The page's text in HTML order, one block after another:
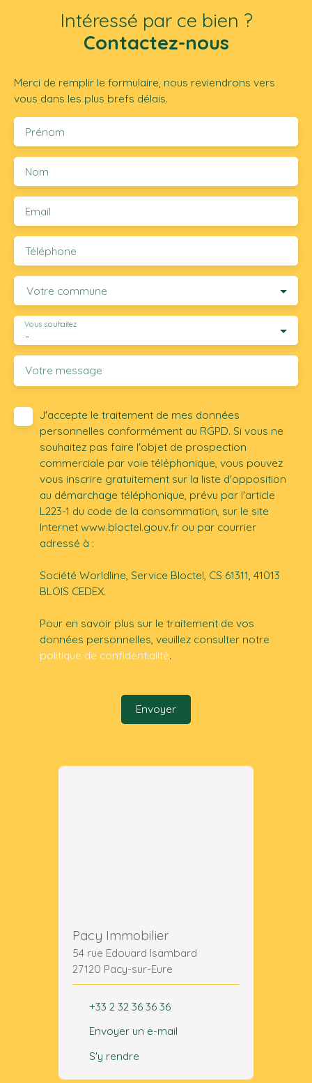
Intéressé par ce bien ?
Contactez-nous
Merci de remplir le formulaire, nous reviendrons vers
vous dans les plus brefs délais.
Prénom
Nom
Email
Téléphone
Votre commune
-
Vous souhaitez
Votre message
J'accepte le traitement de mes données
personnelles conformément au RGPD. Si vous ne
souhaitez pas faire l'objet de prospection
commerciale par voie téléphonique, vous pouvez
vous inscrire gratuitement sur la liste d'opposition
au démarchage téléphonique, prévu par l'article
L223-1 du code de la consommation, sur le site
Internet www.bloctel.gouv.fr ou par courrier
adressé à :
Société Worldline, Service Bloctel, CS 61311, 41013
BLOIS CEDEX.
Pour en savoir plus sur le traitement de vos
données personnelles, veuillez consulter notre
politique de confidentialité.
Envoyer
Pacy Immobilier
54 rue Edouard Isambard
27120 Pacy-sur-Eure
+33 2 32 36 36 36
Envoyer un e-mail
S'y rendre